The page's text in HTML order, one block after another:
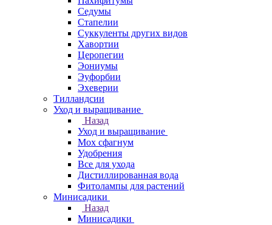
Седумы
Стапелии
Суккуленты других видов
Хавортии
Церопегии
Эониумы
Эуфорбии
Эхеверии
Тилландсии
Уход и выращивание
Назад
Уход и выращивание
Мох сфагнум
Удобрения
Все для ухода
Дистиллированная вода
Фитолампы для растений
Минисадики
Назад
Минисадики